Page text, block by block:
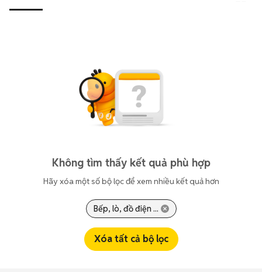
Không tìm thấy kết quả phù hợp
Hãy xóa một số bộ lọc để xem nhiều kết quả hơn
Bếp, lò, đồ điện ...
Xóa tất cả bộ lọc